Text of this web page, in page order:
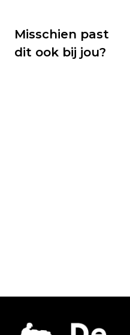
Misschien past
dit ook bij jou?